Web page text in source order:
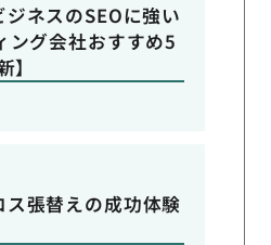
ネスのSEOに強い
ング会社おすすめ5
ス張替えの成功体験